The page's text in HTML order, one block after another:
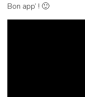
Bon app’ ! 🙂